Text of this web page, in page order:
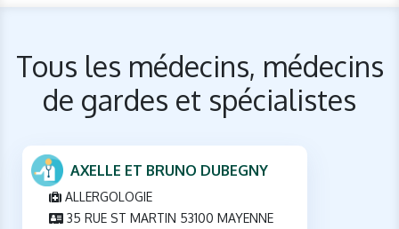
Tous les médecins, médecins
de gardes et spécialistes
AXELLE ET BRUNO DUBEGNY
ALLERGOLOGIE
35 RUE ST MARTIN 53100 MAYENNE